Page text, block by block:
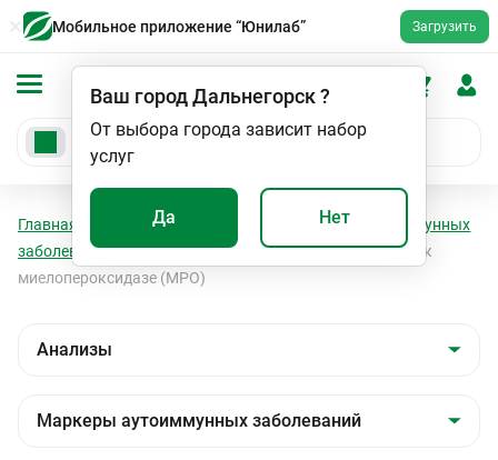
Мобильное приложение “Юнилаб” Загрузить
Ваш городДальнегорск?
От выбора города зависит набор
услуг
Да Нет
Главная Анализы
Маркеры аутоиммунных
заболеваний
Диагностика васкулитов
Антитела к
миелопероксидазе (MPO)